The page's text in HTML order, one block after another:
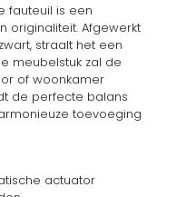
fauteuil is een
originaliteit. Afgewerkt
straalt het een
meubelstuk zal de
of woonkamer
de perfecte balans
toevoeging
actuator